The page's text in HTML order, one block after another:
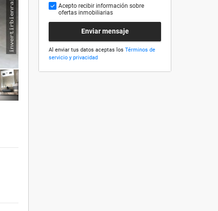
Acepto recibir información sobre
ofertas inmobiliarias
Enviar mensaje
Al enviar tus datos aceptas los Términos de
servicio y privacidad